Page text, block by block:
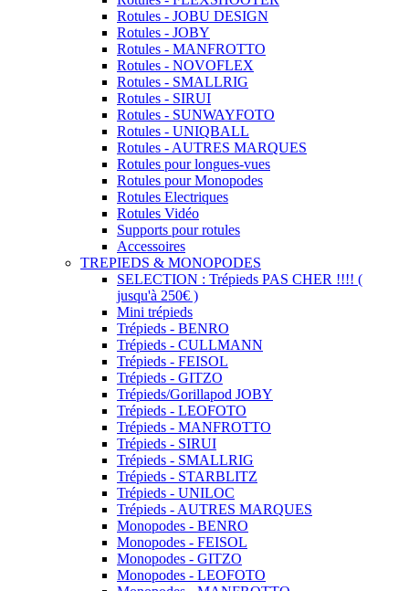
Rotules - JOBU DESIGN
Rotules - JOBY
Rotules - MANFROTTO
Rotules - NOVOFLEX
Rotules - SMALLRIG
Rotules - SIRUI
Rotules - SUNWAYFOTO
Rotules - UNIQBALL
Rotules - AUTRES MARQUES
Rotules pour longues-vues
Rotules pour Monopodes
Rotules Electriques
Rotules Vidéo
Supports pour rotules
Accessoires
TREPIEDS & MONOPODES
SELECTION : Trépieds PAS CHER !!!! (
jusqu'à 250€ )
Mini trépieds
Trépieds - BENRO
Trépieds - CULLMANN
Trépieds - FEISOL
Trépieds - GITZO
Trépieds/Gorillapod JOBY
Trépieds - LEOFOTO
Trépieds - MANFROTTO
Trépieds - SIRUI
Trépieds - SMALLRIG
Trépieds - STARBLITZ
Trépieds - UNILOC
Trépieds - AUTRES MARQUES
Monopodes - BENRO
Monopodes - FEISOL
Monopodes - GITZO
Monopodes - LEOFOTO